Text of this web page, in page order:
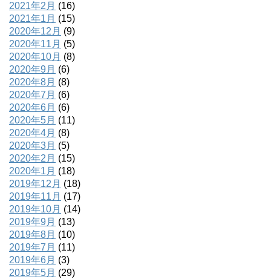
2021年2月 (16)
2021年1月 (15)
2020年12月 (9)
2020年11月 (5)
2020年10月 (8)
2020年9月 (6)
2020年8月 (8)
2020年7月 (6)
2020年6月 (6)
2020年5月 (11)
2020年4月 (8)
2020年3月 (5)
2020年2月 (15)
2020年1月 (18)
2019年12月 (18)
2019年11月 (17)
2019年10月 (14)
2019年9月 (13)
2019年8月 (10)
2019年7月 (11)
2019年6月 (3)
2019年5月 (29)